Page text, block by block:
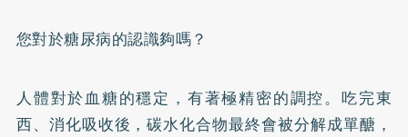
您對於糖尿病的認識夠嗎？
人體對於血糖的穩定，有著極精密的調控。吃完東
西、消化吸收後，碳水化合物最終會被分解成單醣，